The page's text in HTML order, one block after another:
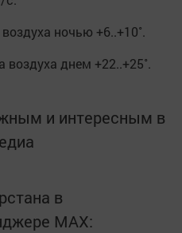
ночью +6..+10˚.
днем +22..+25˚.
и интересным в
в
MАХ: